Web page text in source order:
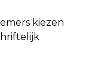
kiezen